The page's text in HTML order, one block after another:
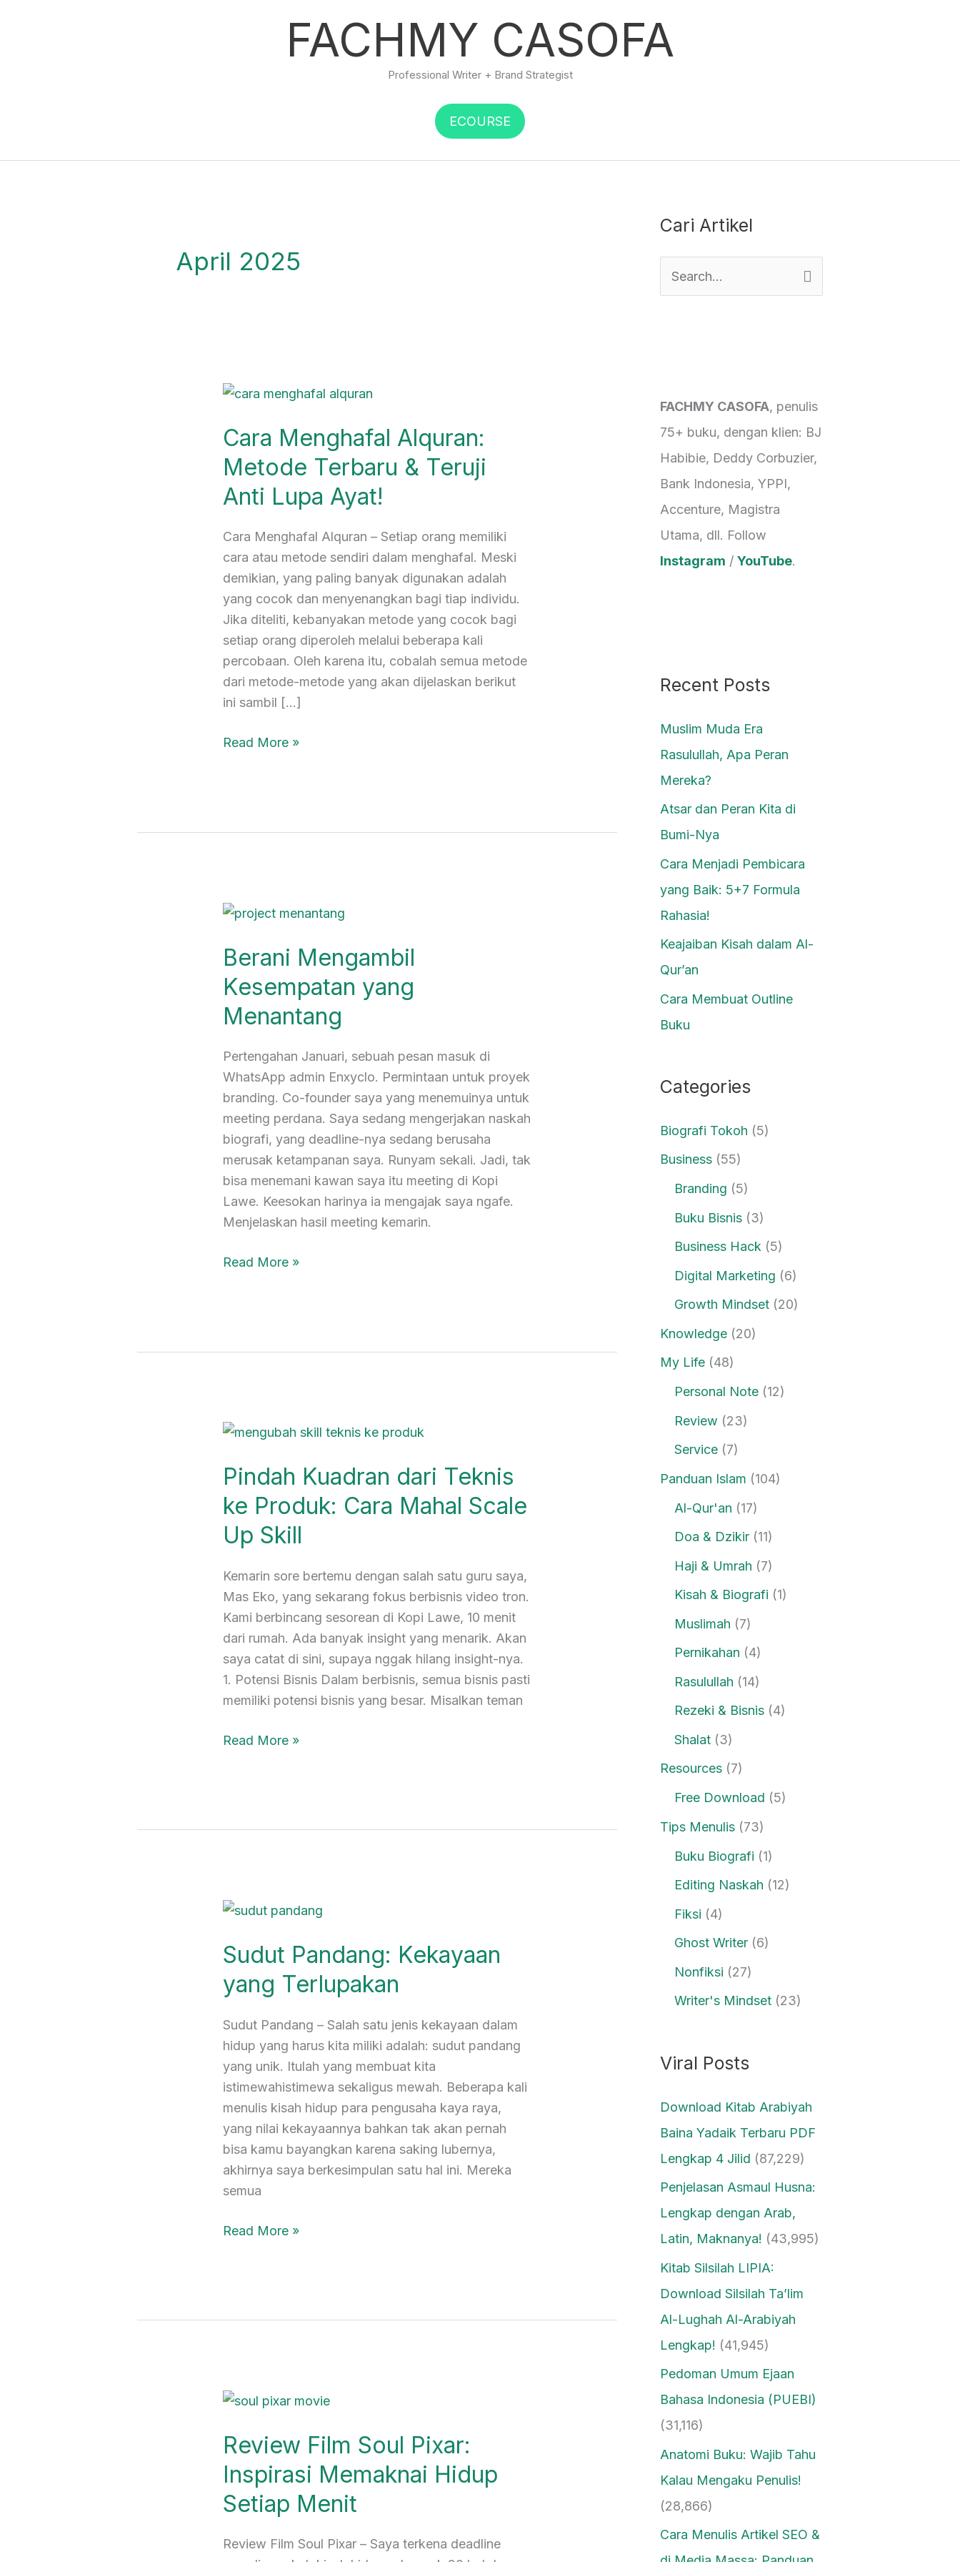
FACHMY CASOFA
Professional Writer + Brand Strategist
ECOURSE
April 2025
Cara Menghafal Alquran:
Metode Terbaru & Teruji
Anti Lupa Ayat!
Cara Menghafal Alquran – Setiap orang memiliki
cara atau metode sendiri dalam menghafal. Meski
demikian, yang paling banyak digunakan adalah
yang cocok dan menyenangkan bagi tiap individu.
Jika diteliti, kebanyakan metode yang cocok bagi
setiap orang diperoleh melalui beberapa kali
percobaan. Oleh karena itu, cobalah semua metode
dari metode-metode yang akan dijelaskan berikut
ini sambil […]
Cara
Alquran:
Terbaru
&
Anti
Lupa
Ayat!
Read More »
Berani Mengambil
Kesempatan yang
Menantang
Pertengahan Januari, sebuah pesan masuk di
WhatsApp admin Enxyclo. Permintaan untuk proyek
branding. Co-founder saya yang menemuinya untuk
meeting perdana. Saya sedang mengerjakan naskah
biografi, yang deadline-nya sedang berusaha
merusak ketampanan saya. Runyam sekali. Jadi, tak
bisa menemani kawan saya itu meeting di Kopi
Lawe. Keesokan harinya ia mengajak saya ngafe.
Menjelaskan hasil meeting kemarin.
Berani
Kesempatan
Menantang
Read More »
Pindah Kuadran dari Teknis
ke Produk: Cara Mahal Scale
Up Skill
Kemarin sore bertemu dengan salah satu guru saya,
Mas Eko, yang sekarang fokus berbisnis video tron.
Kami berbincang sesorean di Kopi Lawe, 10 menit
dari rumah. Ada banyak insight yang menarik. Akan
saya catat di sini, supaya nggak hilang insight-nya.
1. Potensi Bisnis Dalam berbisnis, semua bisnis pasti
memiliki potensi bisnis yang besar. Misalkan teman
Pindah
dari
ke
Produk:
Mahal
Scale
Up
Skill
Read More »
Sudut Pandang: Kekayaan
yang Terlupakan
Sudut Pandang – Salah satu jenis kekayaan dalam
hidup yang harus kita miliki adalah: sudut pandang
yang unik. Itulah yang membuat kita
istimewahistimewa sekaligus mewah. Beberapa kali
menulis kisah hidup para pengusaha kaya raya,
yang nilai kekayaannya bahkan tak akan pernah
bisa kamu bayangkan karena saking lubernya,
akhirnya saya berkesimpulan satu hal ini. Mereka
semua
Sudut
Kekayaan
Terlupakan
Read More »
Review Film Soul Pixar:
Inspirasi Memaknai Hidup
Setiap Menit
Review Film Soul Pixar – Saya terkena deadline
Review
Soul
Inspirasi
Memaknai
Setiap
Cari Artikel
h
f
o
r
:
FACHMY CASOFA, penulis
75+ buku, dengan klien: BJ
Habibie, Deddy Corbuzier,
Bank Indonesia, YPPI,
Accenture, Magistra
Utama, dll. Follow
Instagram / YouTube.
Recent Posts
Muslim Muda Era
Rasulullah, Apa Peran
Mereka?
Atsar dan Peran Kita di
Bumi-Nya
Cara Menjadi Pembicara
yang Baik: 5+7 Formula
Rahasia!
Keajaiban Kisah dalam Al-
Qur’an
Cara Membuat Outline
Buku
Categories
Biografi Tokoh (5)
Business (55)
Branding (5)
Buku Bisnis (3)
Business Hack (5)
Digital Marketing (6)
Growth Mindset (20)
Knowledge (20)
My Life (48)
Personal Note (12)
Review (23)
Service (7)
Panduan Islam (104)
Al-Qur'an (17)
Doa & Dzikir (11)
Haji & Umrah (7)
Kisah & Biografi (1)
Muslimah (7)
Pernikahan (4)
Rasulullah (14)
Rezeki & Bisnis (4)
Shalat (3)
Resources (7)
Free Download (5)
Tips Menulis (73)
Buku Biografi (1)
Editing Naskah (12)
Fiksi (4)
Ghost Writer (6)
Nonfiksi (27)
Writer's Mindset (23)
Viral Posts
Download Kitab Arabiyah
Baina Yadaik Terbaru PDF
Lengkap 4 Jilid (87,229)
Penjelasan Asmaul Husna:
Lengkap dengan Arab,
Latin, Maknanya! (43,995)
Kitab Silsilah LIPIA:
Download Silsilah Ta’lim
Al-Lughah Al-Arabiyah
Lengkap! (41,945)
Pedoman Umum Ejaan
Bahasa Indonesia (PUEBI)
(31,116)
Anatomi Buku: Wajib Tahu
Kalau Mengaku Penulis!
(28,866)
Cara Menulis Artikel SEO &